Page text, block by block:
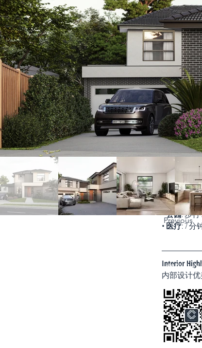
• 步行短距
• 4 分钟车
• 6 分钟车程
• 8 分钟车程
交通便利:
• 步行 400
• 步行 950
• 8 分钟车
购物中心:
• 5 分钟车
• 6 分钟车程
• 10 分钟
• 公园: 步行
• 医疗: 7 分
Interior
内部设计
Previous
微信公众